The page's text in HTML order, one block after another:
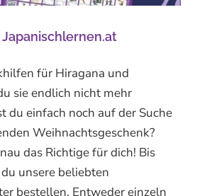
für Hiragana und
sie endlich nicht mehr
du einfach noch auf der Suche
Weihnachtsgeschenk?
das Richtige für dich! Bis
unsere beliebten
bestellen. Entweder einzeln